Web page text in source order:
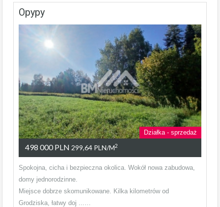
Opypy
Działka - sprzedaż
498 000 PLN 299,64 PLN/m2
Spokojna, cicha i bezpieczna okolica. Wokół nowa zabudowa,
domy jednorodzinne.
Miejsce dobrze skomunikowane. Kilka kilometrów od
Grodziska, łatwy doj ...…